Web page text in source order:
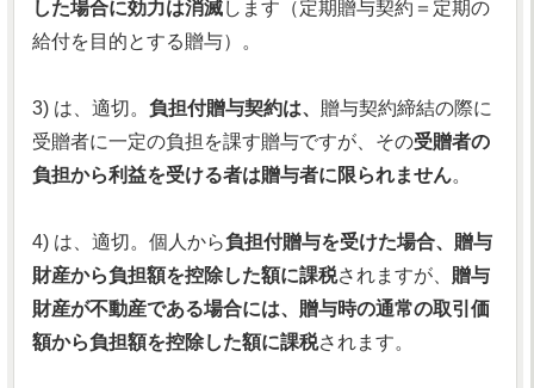
した場合に効力は消滅します（定期贈与契約＝定期の
給付を目的とする贈与）。
3) は、適切。 負担付贈与契約は、 贈与契約締結の際に
受贈者に一定の負担を課す贈与ですが、その受贈者の
負担から利益を受ける者は贈与者に限られません。
4) は、適切。個人から負担付贈与を受けた場合、贈与
財産から負担額を控除した額に課税されますが、 贈与
財産が不動産である場合には、贈与時の通常の取引価
額から負担額を控除した額に課税されます。